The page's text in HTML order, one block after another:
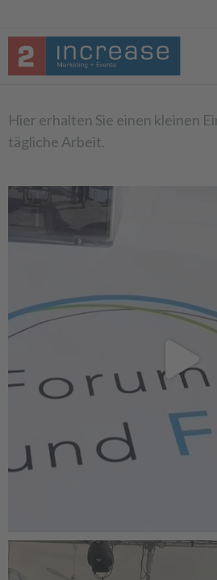
Hier erhalten Sie einen kleinen
tägliche Arbeit.